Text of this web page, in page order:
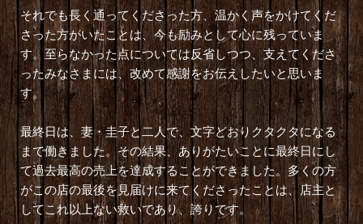
それでも長く通ってくださった方、温かく声をかけてくだ
さった方がいたことは、今も励みとして心に残っていま
す。至らなかった点については反省しつつ、支えてくださ
ったみなさまには、改めて感謝をお伝えしたいと思いま
す。
最終日は、妻・圭子と二人で、文字どおりクタクタになる
まで働きました。その結果、ありがたいことに最終日にし
て過去最高の売上を達成することができました。多くの方
がこの店の最後を見届けに来てくださったことは、店主と
してこれ以上ない救いであり、誇りです。